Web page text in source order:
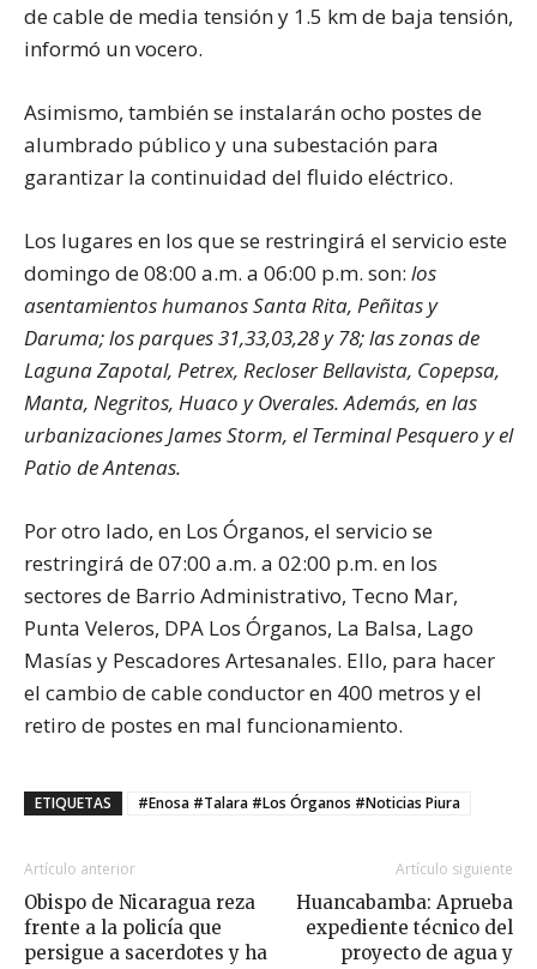
de cable de media tensión y 1.5 km de baja tensión,
informó un vocero.
Asimismo, también se instalarán ocho postes de
alumbrado público y una subestación para
garantizar la continuidad del fluido eléctrico.
Los lugares en los que se restringirá el servicio este
domingo de 08:00 a.m. a 06:00 p.m. son: los
asentamientos humanos Santa Rita, Peñitas y
Daruma; los parques 31,33,03,28 y 78; las zonas de
Laguna Zapotal, Petrex, Recloser Bellavista, Copepsa,
Manta, Negritos, Huaco y Overales. Además, en las
urbanizaciones James Storm, el Terminal Pesquero y el
Patio de Antenas.
Por otro lado, en Los Órganos, el servicio se
restringirá de 07:00 a.m. a 02:00 p.m. en los
sectores de Barrio Administrativo, Tecno Mar,
Punta Veleros, DPA Los Órganos, La Balsa, Lago
Masías y Pescadores Artesanales. Ello, para hacer
el cambio de cable conductor en 400 metros y el
retiro de postes en mal funcionamiento.
ETIQUETAS #Enosa #Talara #Los Órganos #Noticias Piura
Artículo anterior
Obispo de Nicaragua reza
frente a la policía que
persigue a sacerdotes y ha
Artículo siguiente
Huancabamba: Aprueba
expediente técnico del
proyecto de agua y